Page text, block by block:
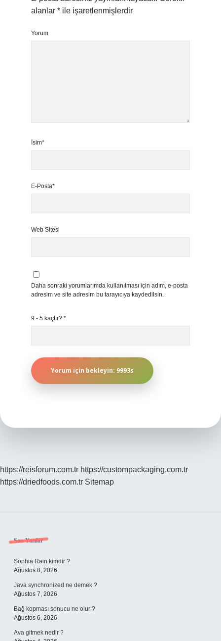
alanlar * ile işaretlenmişlerdir
Yorum
İsim*
E-Posta*
Web Sitesi
Daha sonraki yorumlarımda kullanılması için adım, e-posta
adresim ve site adresim bu tarayıcıya kaydedilsin.
9 - 5 kaçtır? *
https://reisforum.com.tr https://custompackaging.com.tr
https://driedfoods.com.tr Sitemap
Sidebar
Son Yazılar
Sophia Rain kimdir ?
Ağustos 8, 2026
Java synchronized ne demek ?
Ağustos 7, 2026
Bağ kopması sonucu ne olur ?
Ağustos 6, 2026
Ava gitmek nedir ?